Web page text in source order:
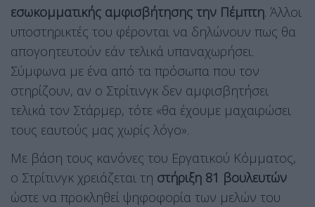
εσωκομματικής αμφισβήτησης την Πέμπτη. Άλλοι
υποστηρικτές του φέρονται να δηλώνουν πως θα
απογοητευτούν εάν τελικά υπαναχωρήσει.
Σύμφωνα με ένα από τα πρόσωπα που τον
στηρίζουν, αν ο Στρίτινγκ δεν αμφισβητήσει
τελικά τον Στάρμερ, τότε «θα έχουμε μαχαιρώσει
τους εαυτούς μας χωρίς λόγο».
Με βάση τους κανόνες του Εργατικού Κόμματος,
ο Στρίτινγκ χρειάζεται τη στήριξη 81 βουλευτών
ώστε να προκληθεί ψηφοφορία των μελών του